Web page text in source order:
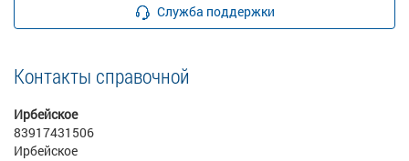
Служба поддержки
Контакты справочной
Ирбейское
83917431506
Ирбейское